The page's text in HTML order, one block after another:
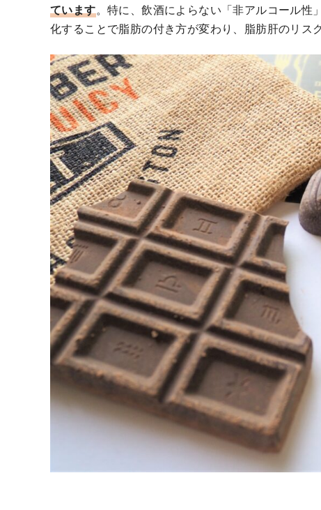
ています。特に、飲酒によらない「非アルコール性
化することで脂肪の付き方が変わり、脂肪肝のリス